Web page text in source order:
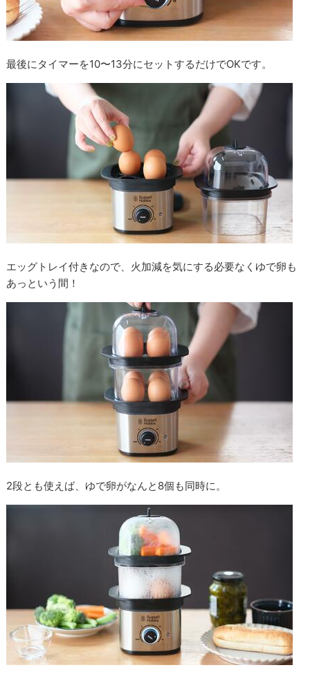
最後にタイマーを10〜13分にセットするだけでOKです。
エッグトレイ付きなので、火加減を気にする必要なくゆで卵も
あっという間！
2段とも使えば、ゆで卵がなんと8個も同時に。